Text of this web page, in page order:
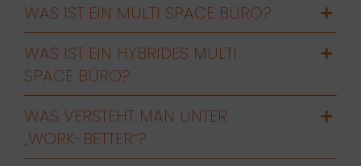
WAS IST EIN MULTI SPACE BÜRO?
WAS IST EIN HYBRIDES MULTI
SPACE BÜRO?
WAS VERSTEHT MAN UNTER
„WORK-BETTER“?